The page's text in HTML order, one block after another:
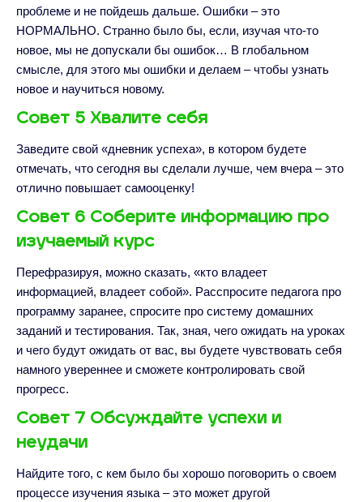
проблеме и не пойдешь дальше. Ошибки – это
НОРМАЛЬНО. Странно было бы, если, изучая что-то
новое, мы не допускали бы ошибок… В глобальном
смысле, для этого мы ошибки и делаем – чтобы узнать
новое и научиться новому.
Совет 5 Хвалите себя
Заведите свой «дневник успеха», в котором будете
отмечать, что сегодня вы сделали лучше, чем вчера – это
отлично повышает самооценку!
Совет 6 Соберите информацию про
изучаемый курс
Перефразируя, можно сказать, «кто владеет
информацией, владеет собой». Расспросите педагога про
программу заранее, спросите про систему домашних
заданий и тестирования. Так, зная, чего ожидать на уроках
и чего будут ожидать от вас, вы будете чувствовать себя
намного увереннее и сможете контролировать свой
прогресс.
Совет 7 Обсуждайте успехи и
неудачи
Найдите того, с кем было бы хорошо поговорить о своем
процессе изучения языка – это может другой